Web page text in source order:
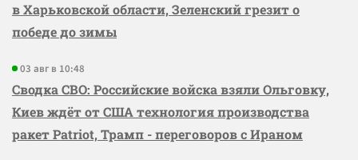
в Харьковской области, Зеленский грезит о
победе до зимы
03 авг в 10:48
Сводка СВО: Российские войска взяли Ольговку,
Киев ждёт от США технология производства
ракет Patriot, Трамп - переговоров с Ираном